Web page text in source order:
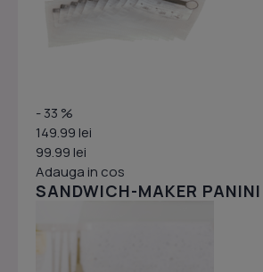
- 33 %
149.99 lei
99.99 lei
Adauga in cos
SANDWICH-MAKER PANINI